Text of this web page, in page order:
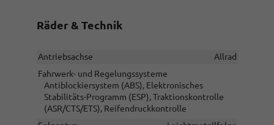
Räder & Technik
Antriebsachse
Allrad
Fahrwerk- und Regelungssysteme
Antiblockiersystem (ABS), Elektronisches
Stabilitäts-Programm (ESP), Traktionskontrolle
(ASR/CTS/ETS), Reifendruckkontrolle